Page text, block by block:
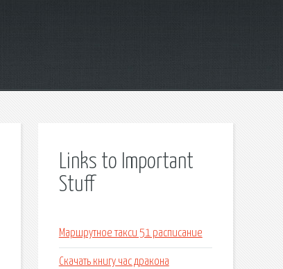
Links to Important
Stuff
Маршрутное такси 51 расписание
Скачать книгу час дракона